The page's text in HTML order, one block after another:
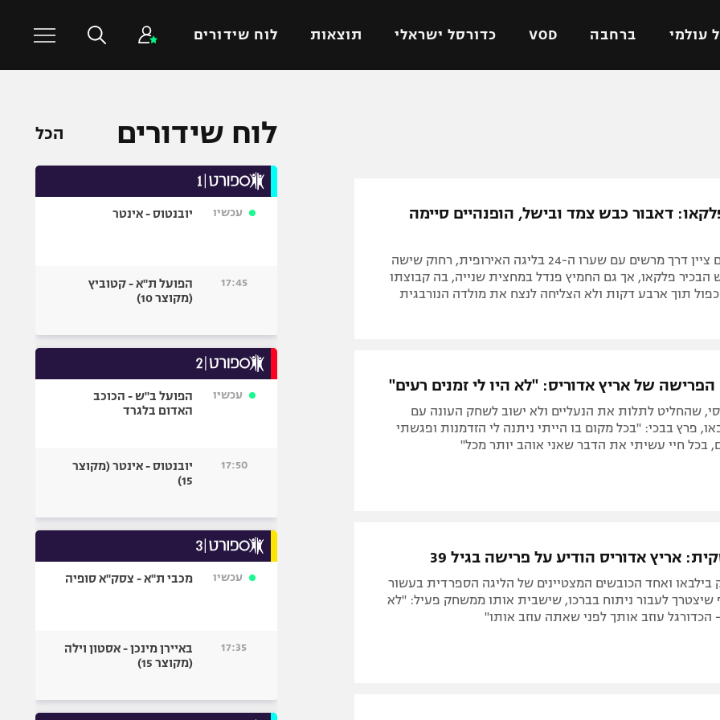
עולמי ברחבה VOD כדורסל ישראלי תוצאות לוח שידורים
ישראל
באר שבע
ליגה איטלקית
ליגה צרפתית
ליגות נוספות
הפועל ירושלים
דני אבדיה
כדורסל עולמי
כדורעף
ספורט אולימפי
היאבקות WWE
ספורט מוטורי
בייסבול MLB
גיימינג E-Sports
דאבור כבש צמד ובישל, הופנהיים סיימה
הישראלי רשם ציין דרך מרשים עם שערו ה-24 בליגה האירופית, רחוק שישה
הבכיר פלקאו, אך גם החמיץ פנדל במחצית שנייה, בה קבוצתו
כפול תוך ארבע דקות ולא הצליחה לנצח את מולדה הנורבגית
של אריץ אדוריס: "לא היו לי זמנים רעים"
שהחליט לתלות את הנעליים ולא ישוב לשחק העונה עם
פרץ בבכי: "בכל מקום בו הייתי ניתנה לי הזדמנות ופגשתי
בכל חיי עשיתי את הדבר שאני אוהב יותר מכל"
אריץ אדוריס הודיע על פרישה בגיל 39
בילבאו ואחד הכובשים המצטיינים של הליגה הספרדית בעשור
שיצטרך לעבור ניתוח בברכו, שישבית אותו ממשחק פעיל: "לא
עוזב אותך לפני שאתה עוזב אותו"
לוח שידורים הכל
עכשיו יובנטוס - אינטר
17:45
הפועל ת"א - קטוביץ
(מקוצר 10)
עכשיו
הפועל ב"ש - הכוכב
האדום בלגרד
17:50
יובנטוס - אינטר (מקוצר
15)
עכשיו מכבי ת"א - צסק"א סופיה
17:35
באיירן מינכן - אסטון וילה
(מקוצר 15)